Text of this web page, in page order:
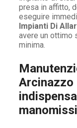
presa in affitto,
eseguire
Impianti Di
avere un ottimo
minima.
Arcinazzo